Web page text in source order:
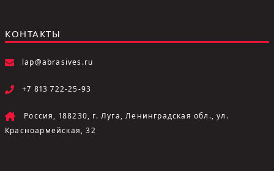
КОНТАКТЫ
lap@abrasives.ru
+7 813 722-25-93
Россия, 188230, г. Луга, Ленинградская обл., ул.
Красноармейская, 32